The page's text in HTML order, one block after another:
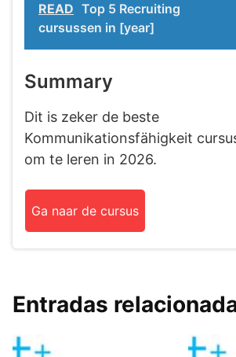
READ Top 5 Recruiting
cursussen in [year]
Summary
Dit is zeker de beste
Kommunikationsfähigkeit
om te leren in 2026.
Ga naar de cursus
Entradas